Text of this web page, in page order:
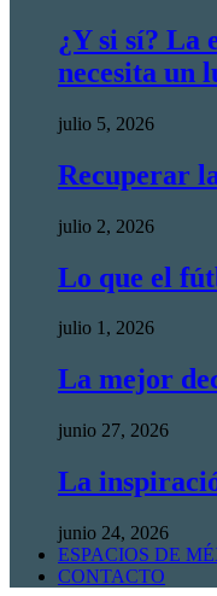
¿Y si sí? La
necesita un
julio 5, 2026
Recuperar
julio 2, 2026
Lo que el
julio 1, 2026
La mejor
junio 27, 2026
La
junio 24, 2026
ESPACIOS DE
CONTACTO